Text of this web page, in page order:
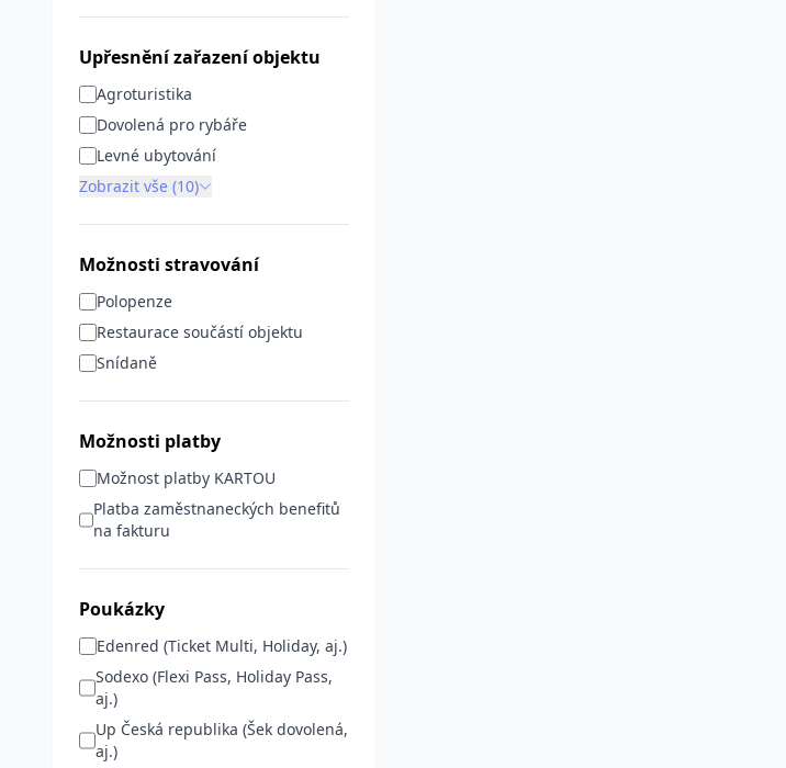
Upřesnění zařazení objektu
Agroturistika
Dovolená pro rybáře
Levné ubytování
Zobrazit vše (10)
Možnosti stravování
Polopenze
Restaurace součástí objektu
Snídaně
Možnosti platby
Možnost platby KARTOU
Platba zaměstnaneckých benefitů
na fakturu
Poukázky
Edenred (Ticket Multi, Holiday, aj.)
Sodexo (Flexi Pass, Holiday Pass,
aj.)
Up Česká republika (Šek dovolená,
aj.)